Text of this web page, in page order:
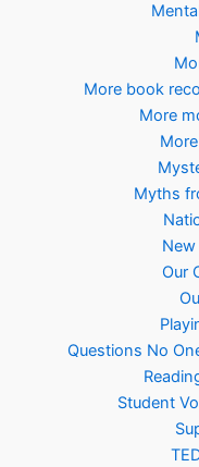
More book
More
Myths
New
Our
Questions No
Student